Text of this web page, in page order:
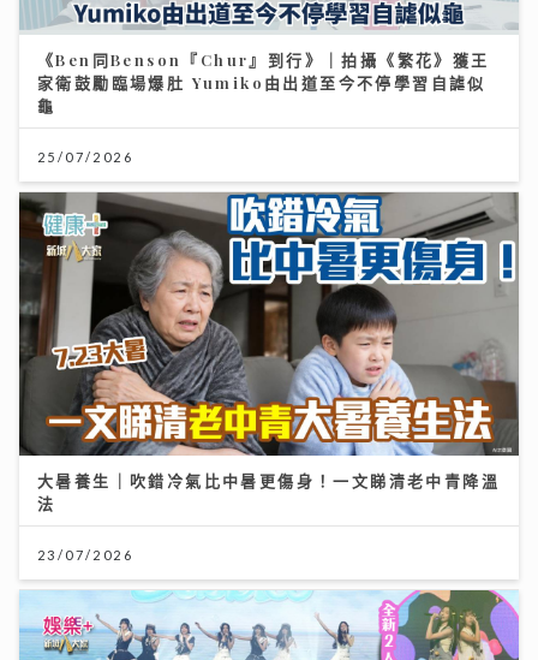
《Ben同Benson『Chur』到行》｜拍攝《繁花》獲王
家衛鼓勵臨場爆肚 Yumiko由出道至今不停學習自謔似
龜
25/07/2026
大暑養生｜吹錯冷氣比中暑更傷身！一文睇清老中青降溫
法
23/07/2026